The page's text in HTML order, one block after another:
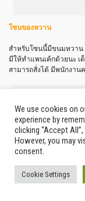
โซนของหวาน
สำหรับโซนนี้มีขนมหวาน
มีให้ทำแพนเค้กด้วยนะ
สามารถสั่งได้ มีพนักงาน
We use cookies on
experience by
clicking “Accept
However, you may
consent.
Cookie Settings